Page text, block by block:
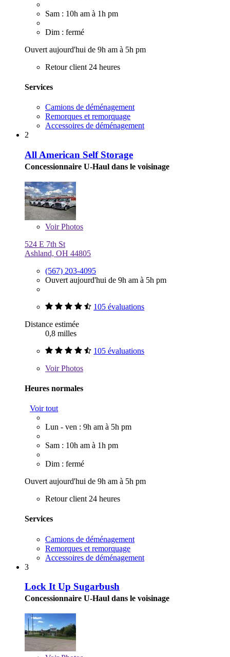
Sam : 10h am à 1h pm
Dim : fermé
Ouvert aujourd'hui de 9h am à 5h pm
Retour client 24 heures
Services
Camions de déménagement
Remorques et remorquage
Accessoires de déménagement
2
All American Self Storage
Concessionnaire U-Haul dans le voisinage
VoirPhotos
524 E 7th St
Ashland, OH 44805
(567) 203-4095
Ouvert aujourd'hui de 9h am à 5h pm
105 évaluations
Distance estimée
0,8 milles
105 évaluations
VoirPhotos
Heures normales
Voir tout
Lun - ven : 9h am à 5h pm
Sam : 10h am à 1h pm
Dim : fermé
Ouvert aujourd'hui de 9h am à 5h pm
Retour client 24 heures
Services
Camions de déménagement
Remorques et remorquage
Accessoires de déménagement
3
Lock It Up Sugarbush
Concessionnaire U-Haul dans le voisinage